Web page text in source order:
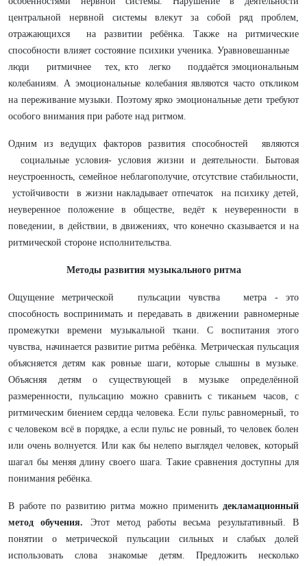
центральной нервной системы влекут за собой ряд проблем,
отражающихся на развитии ребёнка. Также на ритмические
способности влияет состояние психики ученика. Уравновешанные
люди ритмичнее тех, кто легко поддаётся эмоциональным
колебаниям. А эмоциональные колебания являются часто откликом
на переживание музыки. Поэтому ярко эмоциональные дети требуют
особого внимания при работе над ритмом.
Одним из ведущих факторов развития способностей являются
социальные условия- условия жизни и деятельности. Бытовая
неустроенность, семейное неблагополучие, отсутствие стабильности,
устойчивости в жизни накладывает отпечаток на психику детей,
неуверенное положение в обществе, ведёт к неуверенности в
поведении, в действии, в движениях, что конечно сказывается и на
ритмической стороне исполнительства.
Методы развития музыкального ритма
Ощущение метрической пульсации чувства метра - это
способность воспринимать и передавать в движении равномерные
промежутки времени музыкальной ткани. С воспитания этого
чувства, начинается развитие ритма ребёнка. Метрическая пульсация
объясняется детям как ровные шаги, которые слышны в музыке.
Объясняя детям о существующей в музыке определённой
размеренности, пульсацию можно сравнить с тиканьем часов, с
ритмическим биением сердца человека. Если пульс равномерный, то
с человеком всё в порядке, а если пульс не ровный, то человек болен
или очень волнуется. Или как бы нелепо выглядел человек, который
шагал бы меняя длину своего шага. Такие сравнения доступны для
понимания ребёнка.
В работе по развитию ритма можно применить декламационный
метод обучения. Этот метод работы весьма результативный. В
понятии о метрической пульсации сильных и слабых долей
использовать слова знакомые детям. Предложить несколько